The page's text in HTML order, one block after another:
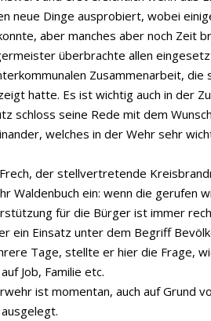
neue Dinge ausprobiert, wobei
aber manches aber noch Zeit
überbrachte allen
Zusammenarbeit, die
hatte. Es ist wichtig auch in der
schloss seine Rede mit dem
welches in der Wehr sehr
der stellvertretende
Waldenbuch ein: wenn die gerufen
für die Bürger ist immer
ein Einsatz unter dem Begriff
Tage, stellte er hier die Frage,
Job, Familie etc.
ist momentan, auch auf Grund